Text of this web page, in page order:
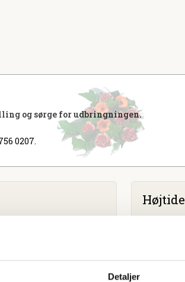
Detaljer
og sørge for udbringningen.
0207.